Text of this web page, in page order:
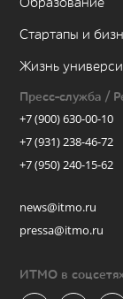
Стартапы и
Жизнь
Пресс-служба /
+7 (900) 630-00-10
+7 (931) 238-46-72
+7 (950) 240-15-62
news@itmo.ru
pressa@itmo.ru
ИТМО в